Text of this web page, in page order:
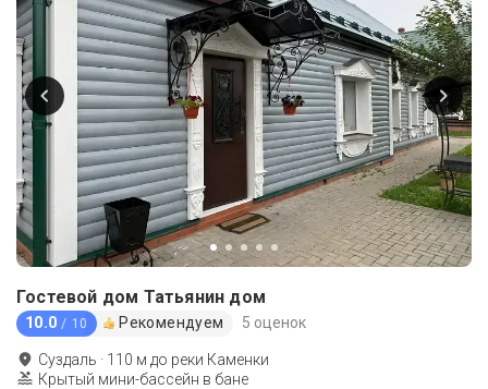
Гостевой дом Татьянин дом
10.0 / 10 Рекомендуем 5 оценок
Суздаль · 110 м до реки Каменки
Крытый мини-бассейн в бане